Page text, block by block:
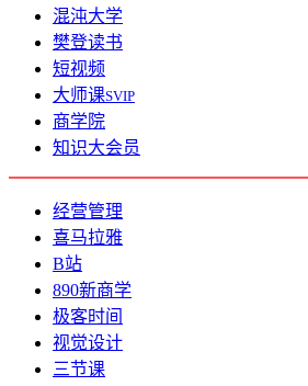
混沌大学
樊登读书
短视频
大师课SVIP
商学院
知识大会员
经营管理
喜马拉雅
B站
890新商学
极客时间
视觉设计
三节课